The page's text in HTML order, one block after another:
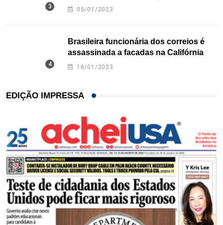
Texas
05/01/2023
Brasileira funcionária dos correios é
assassinada a facadas na Califórnia
16/01/2023
EDIÇÃO IMPRESSA